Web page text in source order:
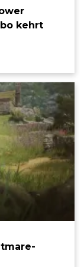
kehrt